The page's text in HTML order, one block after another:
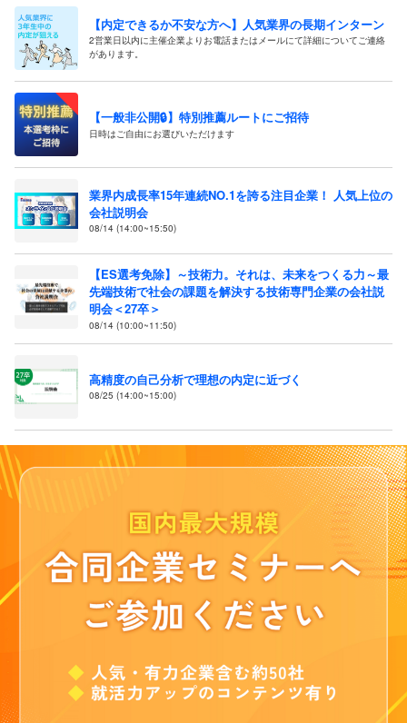
【内定できるか不安な方へ】人気業界の長期インターン
2営業日以内に主催企業よりお電話またはメールにて詳細についてご連絡
があります。
【一般非公開🔒️】特別推薦ルートにご招待
日時はご自由にお選びいただけます
業界内成長率15年連続NO.1を誇る注目企業！ 人気上位の
会社説明会
08/14 (14:00~15:50)
【ES選考免除】～技術力。それは、未来をつくる力～最
先端技術で社会の課題を解決する技術専門企業の会社説
明会＜27卒＞
08/14 (10:00~11:50)
高精度の自己分析で理想の内定に近づく
08/25 (14:00~15:00)